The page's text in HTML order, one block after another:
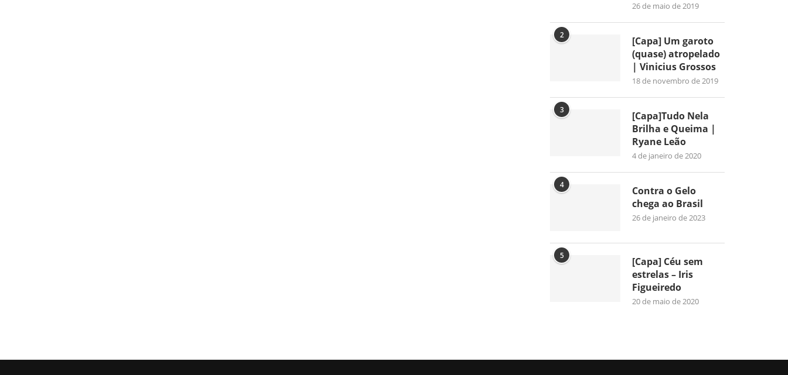
26 de maio de 2019
2
[Capa] Um garoto
(quase) atropelado
| Vinicius Grossos
18 de novembro de 2019
3
[Capa]Tudo Nela
Brilha e Queima |
Ryane Leão
4 de janeiro de 2020
4
Contra o Gelo
chega ao Brasil
26 de janeiro de 2023
5
[Capa] Céu sem
estrelas – Iris
Figueiredo
20 de maio de 2020